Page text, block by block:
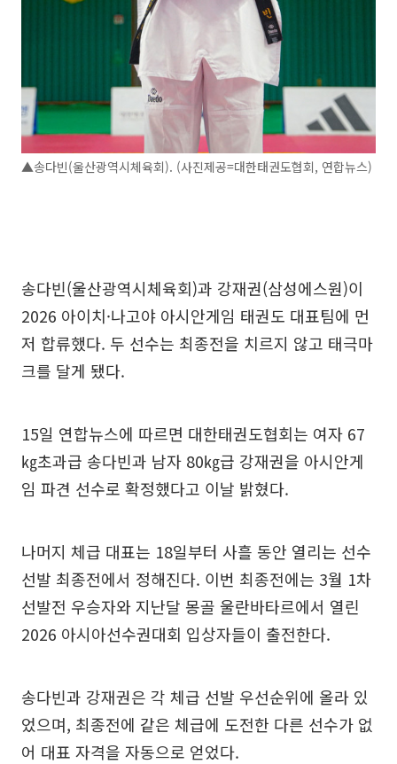
▲송다빈(울산광역시체육회). (사진제공=대한태권도협회, 연합뉴스)
송다빈(울산광역시체육회)과 강재권(삼성에스원)이
2026 아이치·나고야 아시안게임 태권도 대표팀에 먼
저 합류했다. 두 선수는 최종전을 치르지 않고 태극마
크를 달게 됐다.
15일 연합뉴스에 따르면 대한태권도협회는 여자 67
㎏초과급 송다빈과 남자 80㎏급 강재권을 아시안게
임 파견 선수로 확정했다고 이날 밝혔다.
나머지 체급 대표는 18일부터 사흘 동안 열리는 선수
선발 최종전에서 정해진다. 이번 최종전에는 3월 1차
선발전 우승자와 지난달 몽골 울란바타르에서 열린
2026 아시아선수권대회 입상자들이 출전한다.
송다빈과 강재권은 각 체급 선발 우선순위에 올라 있
었으며, 최종전에 같은 체급에 도전한 다른 선수가 없
어 대표 자격을 자동으로 얻었다.